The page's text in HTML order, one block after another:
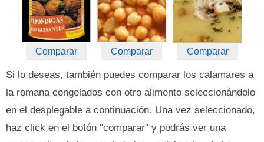
Comparar Comparar Comparar
Si lo deseas, también puedes comparar los calamares a
la romana congelados con otro alimento seleccionándolo
en el desplegable a continuación. Una vez seleccionado,
haz click en el botón "comparar" y podrás ver una